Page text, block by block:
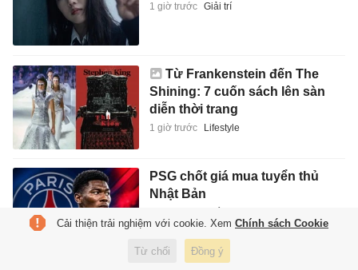
1 giờ trước Giải trí
Từ Frankenstein đến The
Shining: 7 cuốn sách lên sàn
diễn thời trang
1 giờ trước Lifestyle
PSG chốt giá mua tuyển thủ
Nhật Bản
Cải thiện trải nghiệm với cookie. Xem Chính sách Cookie
Từ chối Đồng ý